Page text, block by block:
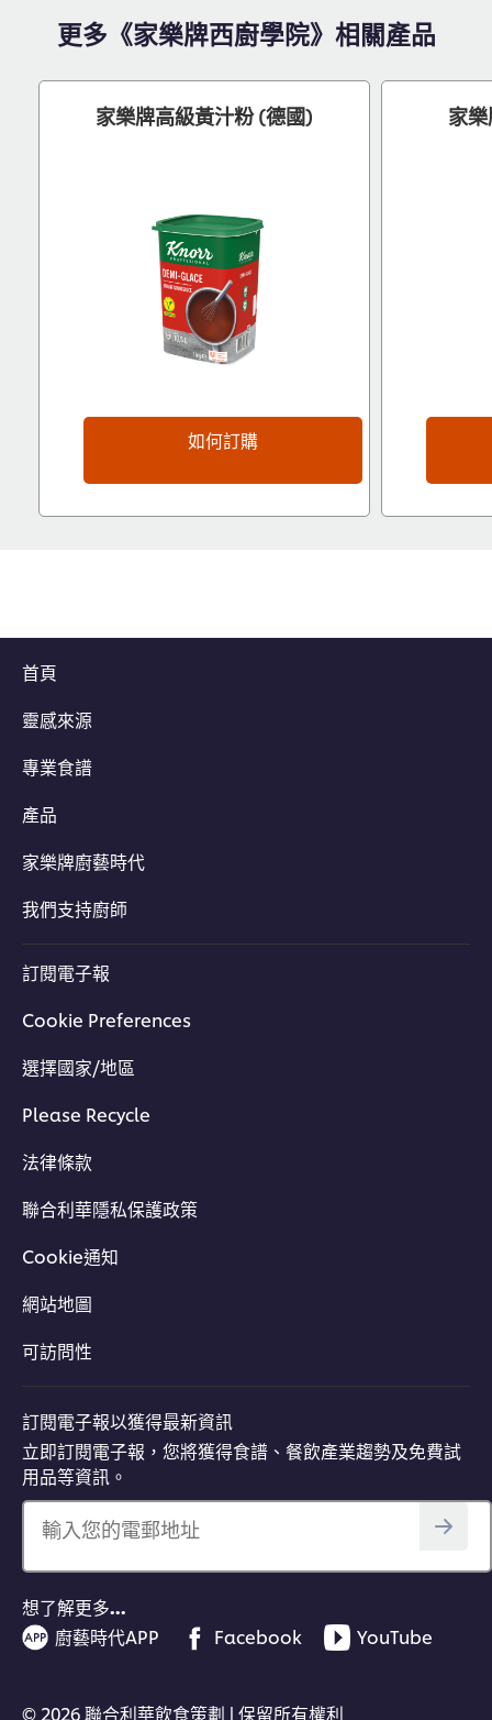
更多《家樂牌西廚學院》相關產品
家樂牌高級黃汁粉 (德國)
如何訂購
家
首頁
靈感來源
專業食譜
產品
家樂牌廚藝時代
我們支持廚師
訂閱電子報
Cookie Preferences
選擇國家/地區
Please Recycle
法律條款
聯合利華隱私保護政策
Cookie通知
網站地圖
可訪問性
訂閱電子報以獲得最新資訊
立即訂閱電子報，您將獲得食譜、餐飲產業趨勢及免費試
用品等資訊。
輸入您的電郵地址
想了解更多…
廚藝時代APP
Facebook YouTube
© 2026 聯合利華飲食策劃 | 保留所有權利